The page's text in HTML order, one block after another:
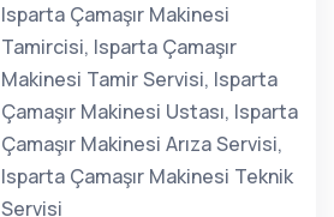
Isparta Çamaşır Makinesi
Tamircisi, Isparta Çamaşır
Makinesi Tamir Servisi, Isparta
Çamaşır Makinesi Ustası, Isparta
Çamaşır Makinesi Arıza Servisi,
Isparta Çamaşır Makinesi Teknik
Servisi